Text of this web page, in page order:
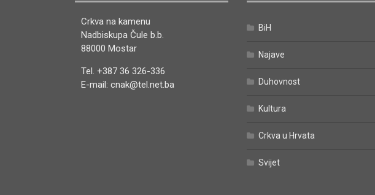
Crkva na kamenu
Nadbiskupa Čule b.b.
88000 Mostar
Tel. +387 36 326-336
E-mail: cnak@tel.net.ba
BiH
Najave
Duhovnost
Kultura
Crkva u Hrvata
Svijet